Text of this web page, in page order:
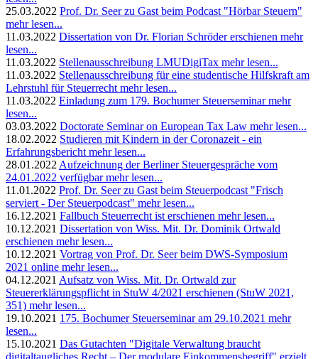
25.03.2022 Prof. Dr. Seer zu Gast beim Podcast "Hörbar Steuern"
mehr lesen...
11.03.2022 Dissertation von Dr. Florian Schröder erschienen mehr
lesen...
11.03.2022 Stellenausschreibung LMUDigiTax mehr lesen...
11.03.2022 Stellenausschreibung für eine studentische Hilfskraft am
Lehrstuhl für Steuerrecht mehr lesen...
11.03.2022 Einladung zum 179. Bochumer Steuerseminar mehr
lesen...
03.03.2022 Doctorate Seminar on European Tax Law mehr lesen...
18.02.2022 Studieren mit Kindern in der Coronazeit - ein
Erfahrungsbericht mehr lesen...
28.01.2022 Aufzeichnung der Berliner Steuergespräche vom
24.01.2022 verfügbar mehr lesen...
11.01.2022 Prof. Dr. Seer zu Gast beim Steuerpodcast "Frisch
serviert - Der Steuerpodcast" mehr lesen...
16.12.2021 Fallbuch Steuerrecht ist erschienen mehr lesen...
10.12.2021 Dissertation von Wiss. Mit. Dr. Dominik Ortwald
erschienen mehr lesen...
10.12.2021 Vortrag von Prof. Dr. Seer beim DWS-Symposium
2021 online mehr lesen...
04.12.2021 Aufsatz von Wiss. Mit. Dr. Ortwald zur
Steuererklärungspflicht in StuW 4/2021 erschienen (StuW 2021,
351) mehr lesen...
19.10.2021 175. Bochumer Steuerseminar am 29.10.2021 mehr
lesen...
15.10.2021 Das Gutachten "Digitale Verwaltung braucht
digitaltaugliches Recht – Der modulare Einkommensbegriff" erzielt